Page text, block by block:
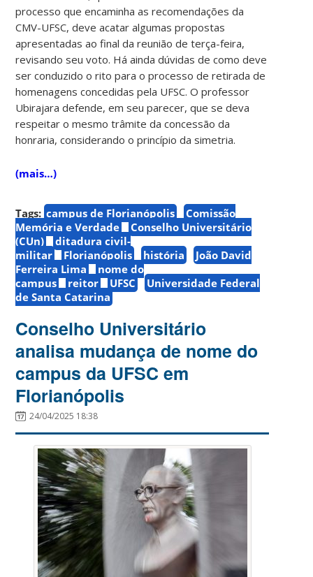
processo que encaminha as recomendações da
CMV-UFSC, deve acatar algumas propostas
apresentadas ao final da reunião de terça-feira,
revisando seu voto. Há ainda dúvidas de como deve
ser conduzido o rito para o processo de retirada de
homenagens concedidas pela UFSC. O professor
Ubirajara defende, em seu parecer, que se deva
respeitar o mesmo trâmite da concessão da
honraria, considerando o princípio da simetria.
(mais…)
Tags: campus de Florianópolis
Comissão
Memória e Verdade
Conselho Universitário
(CUn)
ditadura civil-
militar
Florianópolis história
João David
Ferreira Lima
nome do
campus
reitor UFSC
Universidade Federal
de Santa Catarina
Conselho Universitário
analisa mudança de nome do
campus da UFSC em
Florianópolis
24/04/2025 18:38